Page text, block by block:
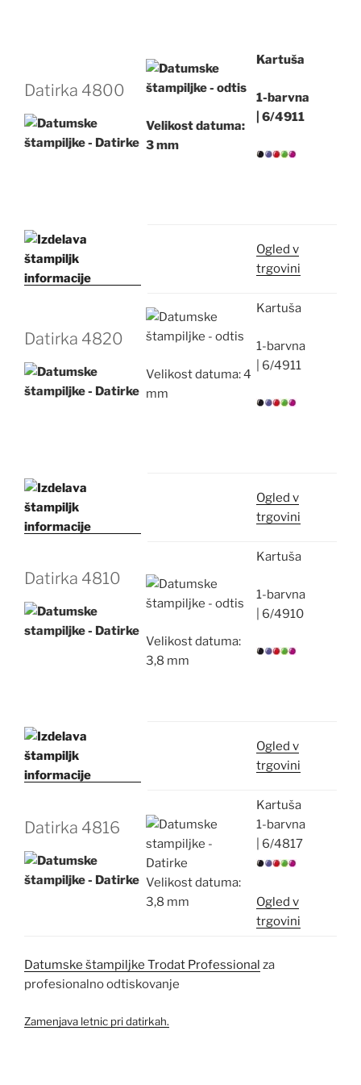
Datirka 4800
Velikost datuma:
3 mm
Kartuša
1-barvna
6/4911
Ogled v
trgovini
Datirka 4820
Velikost datuma: 4
mm
Kartuša
1-barvna
6/4911
Ogled v
trgovini
Datirka 4810
Velikost datuma:
3,8 mm
Kartuša
1-barvna
6/4910
Ogled v
trgovini
Datirka 4816
Velikost datuma:
3,8 mm
Kartuša
1-barvna
6/4817
Ogled v
trgovini
Datumske štampiljke Trodat Professional za
profesionalno odtiskovanje
Zamenjava letnic pri datirkah.